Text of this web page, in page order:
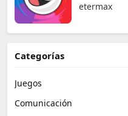
etermax
Categorías
Juegos
Comunicación